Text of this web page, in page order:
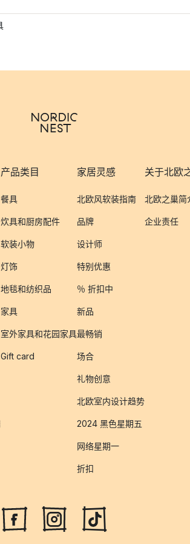
产品类目
餐具
炊具和厨房配件
软装小物
灯饰
地毯和纺织品
家具
室外家具和花园家具
Gift card
家居灵感
北欧风软装指南
品牌
设计师
特别优惠
％ 折扣中
新品
最畅销
场合
礼物创意
北欧室内设计趋势
2024 黑色星期五
网络星期一
折扣
关于北欧
北欧之巢简
企业责任